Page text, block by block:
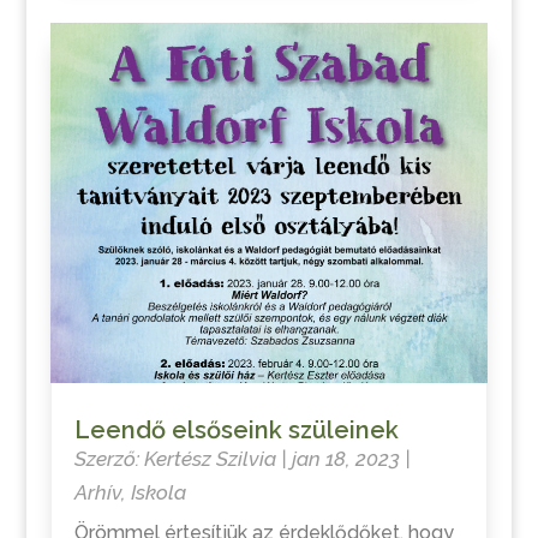
Leendő elsőseink szüleinek
Szerző: Kertész Szilvia| jan 18, 2023|
Arhív, Iskola
Örömmel értesítjük az érdeklődőket, hogy